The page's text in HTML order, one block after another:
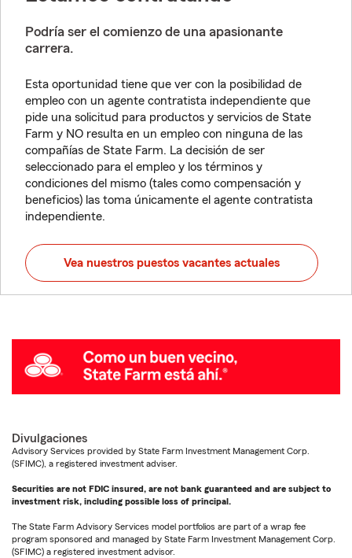
Podría ser el comienzo de una apasionante
carrera.
Esta oportunidad tiene que ver con la posibilidad de
empleo con un agente contratista independiente que
pide una solicitud para productos y servicios de State
Farm y NO resulta en un empleo con ninguna de las
compañías de State Farm. La decisión de ser
seleccionado para el empleo y los términos y
condiciones del mismo (tales como compensación y
beneficios) las toma únicamente el agente contratista
independiente.
Vea nuestros puestos vacantes actuales
Divulgaciones
Advisory Services provided by State Farm Investment Management Corp.
(SFIMC), a registered investment adviser.
Securities are not FDIC insured, are not bank guaranteed and are subject to
investment risk, including possible loss of principal.
The State Farm Advisory Services model portfolios are part of a wrap fee
program sponsored and managed by State Farm Investment Management Corp.
(SFIMC) a registered investment advisor.